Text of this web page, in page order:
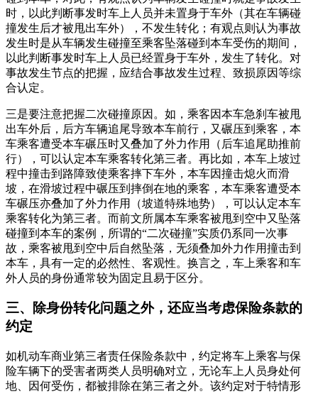
时，以此判断事发时车上人员并未置身于车外（其在车辆碰
撞发生后才被甩出车外），不发生转化；有观点则认为事故
发生时是从车辆发生碰撞至乘客坠落碰到本车受伤的期间，
以此判断事发时车上人员已经置身于车外，发生了转化。对
事故发生节点的把握，应结合事故发生过程、致损原因等综
合认定。
三是要注意把握二次碰撞原因。如，乘客因本车急刹车被甩
出车外后，后方车辆追尾导致本车前行，又碾压到乘客，本
车乘客遭受本车碾压时又叠加了外力作用（后车追尾助推前
行），可以认定本车乘客转化第三者。再比如，本车上坡过
程中撞击到路障致使乘客摔下车外，本车因撞击熄火而滑
坡，在滑坡过程中碾压到摔倒在地的乘客，本车乘客遭受本
车碾压亦叠加了外力作用（坡道特殊地势），可以认定本车
乘客转化为第三者。而前文所属本车乘客被甩到空中又坠落
碰撞到本车的案例，所谓的“二次碰撞”实质仍系同一次事
故，乘客被甩到空中后自然坠落，无须叠加外力作用撞击到
本车，具有一定的必然性、客观性。换言之，车上乘客和车
外人员的身份通常较为固定且易于区分。
三、除身份转化问题之外，还应当考虑保险条款的
约定
如机动车商业第三者责任保险条款中，约定将车上乘客与保
险车辆下的受害者两类人员明确对立，无论车上人员身处何
地、因何受伤，都被排除在第三者之外。该约定对于特情形